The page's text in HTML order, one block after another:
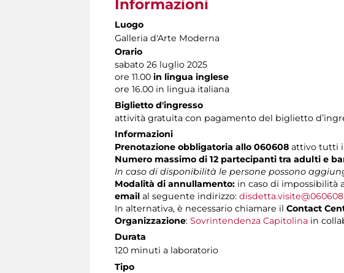
Informazioni
Luogo
Galleria d'Arte Moderna
Orario
sabato 26 luglio 2025
ore 11.00 in lingua inglese
ore 16.00 in lingua italiana
Biglietto d'ingresso
attività gratuita con pagamento del biglietto
Informazioni
Prenotazione obbligatoria allo 060608 attivo tutti i
Numero massimo di 12 partecipanti tra adulti e
In caso di disponibilità le persone possono
Modalità di annullamento: in caso di impossibilità
email al seguente indirizzo:
In alternativa, è necessario chiamare il Contact
Organizzazione: Sovrintendenza Capitolina in
Durata
120 minuti a laboratorio
Tipo